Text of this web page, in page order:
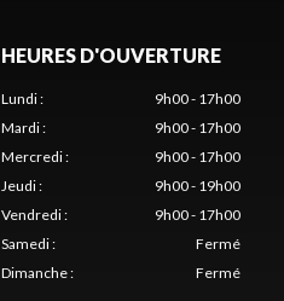
HEURES D'OUVERTURE
Lundi:
9h00 - 17h00
Mardi:
9h00 - 17h00
Mercredi:
9h00 - 17h00
Jeudi:
9h00 - 19h00
Vendredi:
9h00 - 17h00
Samedi:
Fermé
Dimanche: Fermé